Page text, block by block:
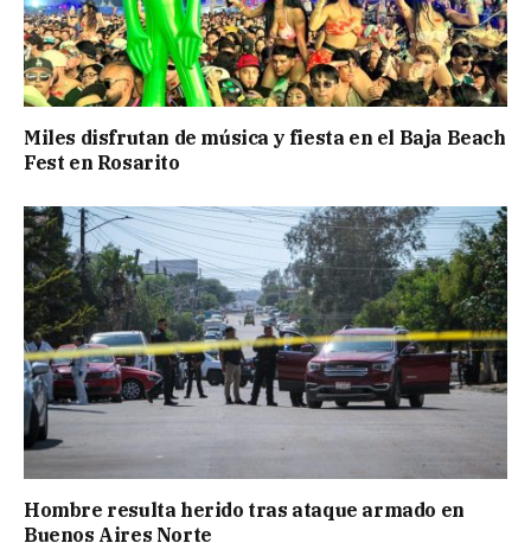
Miles disfrutan de música y fiesta en el Baja Beach
Fest en Rosarito
Hombre resulta herido tras ataque armado en
Buenos Aires Norte